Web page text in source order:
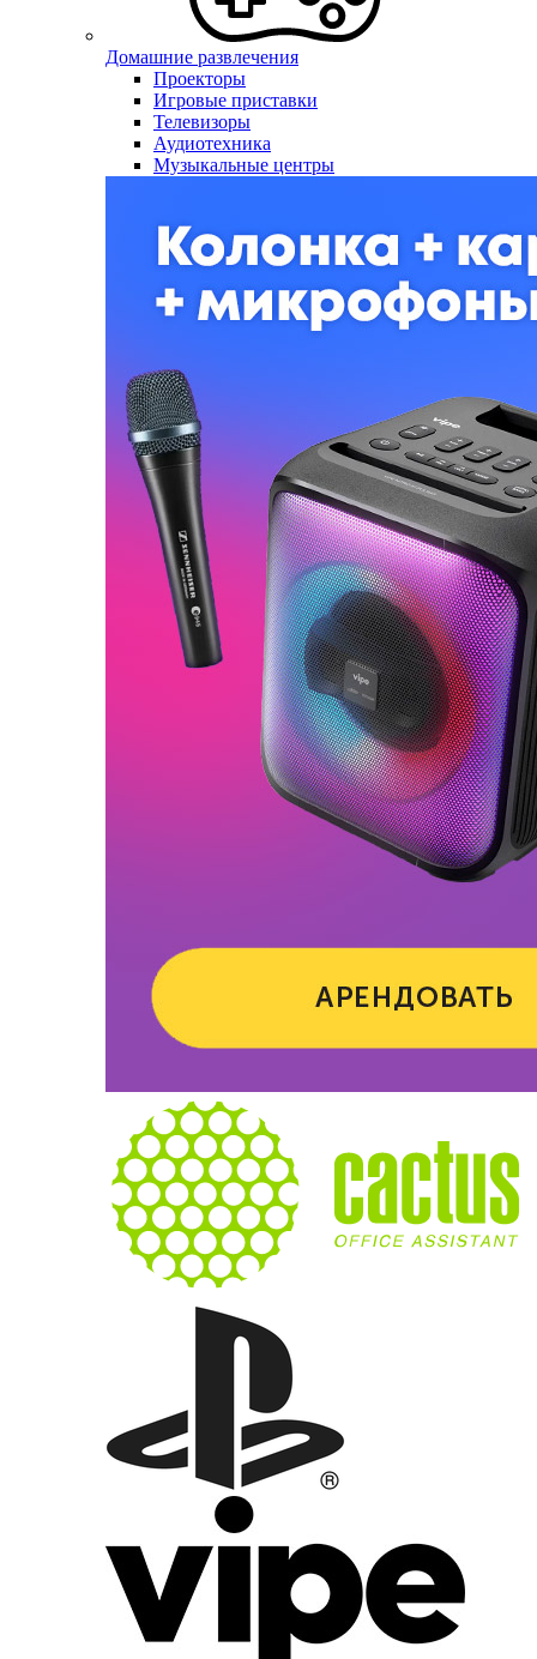
Домашние развлечения
Проекторы
Игровые приставки
Телевизоры
Аудиотехника
Музыкальные центры